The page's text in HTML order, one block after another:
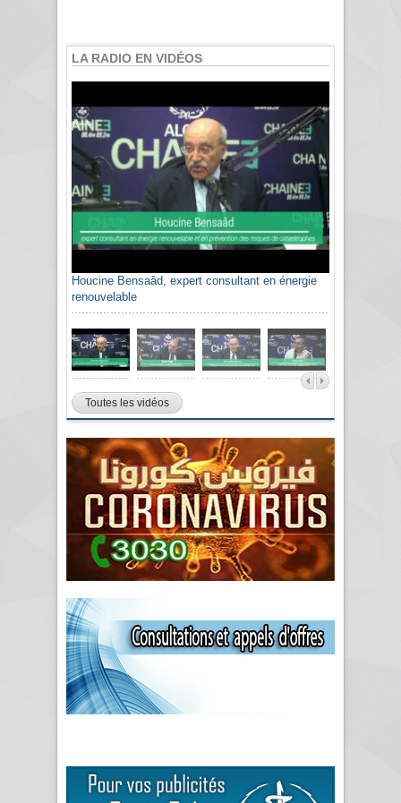
LA RADIO EN VIDÉOS
Houcine Bensaâd, expert consultant en énergie
renouvelable
Toutes les vidéos